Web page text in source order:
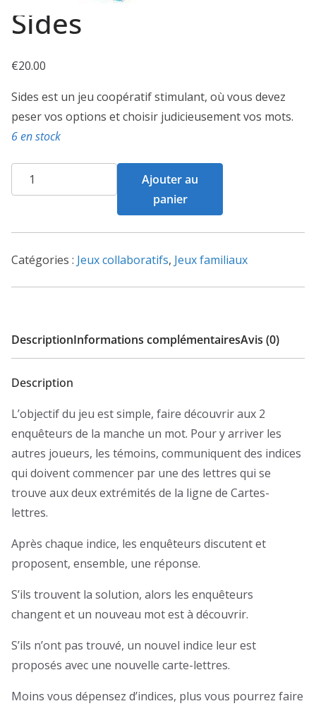
Sides
€20.00
Sides est un jeu coopératif stimulant, où vous devez
peser vos options et choisir judicieusement vos mots.
6 en stock
quantité
de
Ajouter au
panier
Catégories : Jeux collaboratifs, Jeux familiaux
DescriptionInformations complémentairesAvis (0)
Description
L’objectif du jeu est simple, faire découvrir aux 2
enquêteurs de la manche un mot. Pour y arriver les
autres joueurs, les témoins, communiquent des indices
qui doivent commencer par une des lettres qui se
trouve aux deux extrémités de la ligne de Cartes-
lettres.
Après chaque indice, les enquêteurs discutent et
proposent, ensemble, une réponse.
S’ils trouvent la solution, alors les enquêteurs
changent et un nouveau mot est à découvrir.
S’ils n’ont pas trouvé, un nouvel indice leur est
proposés avec une nouvelle carte-lettres.
Moins vous dépensez d’indices, plus vous pourrez faire